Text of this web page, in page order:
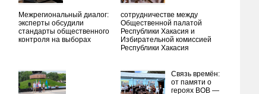
Межрегиональный диалог:
эксперты обсудили
стандарты общественного
контроля на выборах
сотрудничестве между
Общественной палатой
Республики Хакасия и
Избирательной комиссией
Республики Хакасия
Связь времён:
от памяти о
героях ВОВ —